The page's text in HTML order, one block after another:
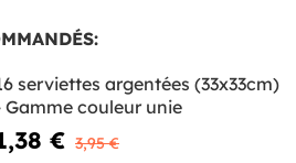
serviettes argentées (33x33cm)
Gamme couleur unie
€ 3,95 €